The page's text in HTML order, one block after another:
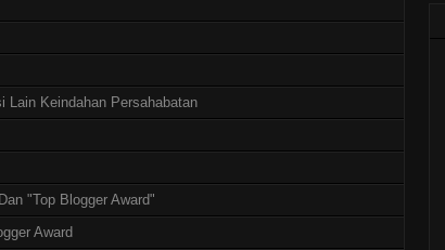
Lain Keindahan Persahabatan
"Top Blogger Award"
Award